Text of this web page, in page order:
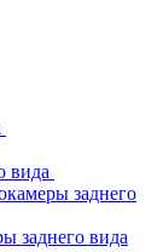
вида
заднего
заднего вида